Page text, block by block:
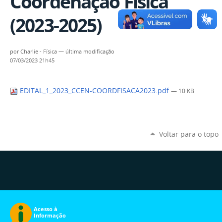
(2023-2025)
porCharlie - Física — última modificação
07/03/2023 21h45
EDITAL_1_2023_CCEN-COORDFISACA2023.pdf — 10 KB
Voltar para o topo